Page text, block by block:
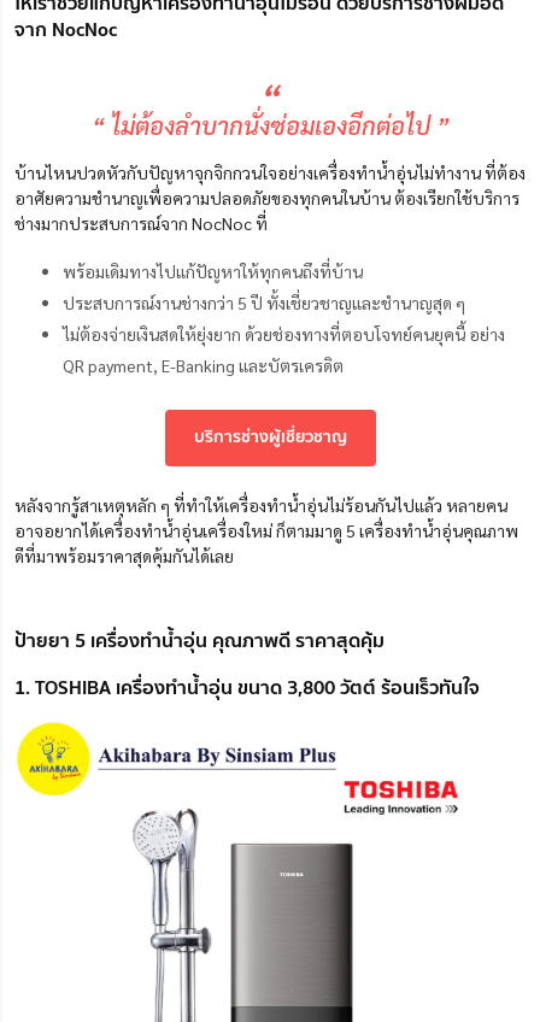
จาก NocNoc
“
“ ไม่ต้องลำบากนั่งซ่อมเองอีกต่อไป ”
บ้านไหนปวดหัวกับปัญหาจุกจิกกวนใจอย่างเครื่องทำน้ำอุ่นไม่ทำงาน ที่ต้อง
อาศัยความชำนาญเพื่อความปลอดภัยของทุกคนในบ้าน ต้องเรียกใช้บริการ
ช่างมากประสบการณ์จาก NocNoc ที่
พร้อมเดิมทางไปแก้ปัญหาให้ทุกคนถึงที่บ้าน
ประสบการณ์งานช่างกว่า 5 ปี ทั้งเชี่ยวชาญและชำนาญสุด ๆ
ไม่ต้องจ่ายเงินสดให้ยุ่งยาก ด้วยช่องทางที่ตอบโจทย์คนยุคนี้ อย่าง
QR payment, E-Banking และบัตรเครดิต
บริการช่างผู้เชี่ยวชาญ
หลังจากรู้สาเหตุหลัก ๆ ที่ทำให้เครื่องทําน้ำอุ่นไม่ร้อนกันไปแล้ว หลายคน
อาจอยากได้เครื่องทำน้ำอุ่นเครื่องใหม่ ก็ตามมาดู 5 เครื่องทําน้ำอุ่นคุณภาพ
ดีที่มาพร้อมราคาสุดคุ้มกันได้เลย
ป้ายยา 5 เครื่องทําน้ำอุ่น คุณภาพดี ราคาสุดคุ้ม
1. TOSHIBA เครื่องทำน้ำอุ่น ขนาด 3,800 วัตต์ ร้อนเร็วทันใจ